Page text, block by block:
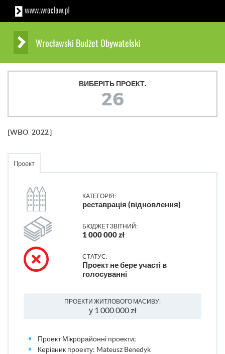
Wrocławski Budżet Obywatelski
ВИБЕРІТЬ ПРОЕКТ.
26
[WBO. 2022]
Проект
КАТЕГОРІЯ:
реставрація (відновлення)
БЮДЖЕТ ЗВІТНИЙ:
1 000 000 zł
СТАТУС:
Проект не бере участі в
голосуванні
ПРОЕКТИ ЖИТЛОВОГО МАСИВУ:
у 1 000 000 zł
Проект Мікрорайонні проекти;
Керівник проекту: Mateusz Benedyk